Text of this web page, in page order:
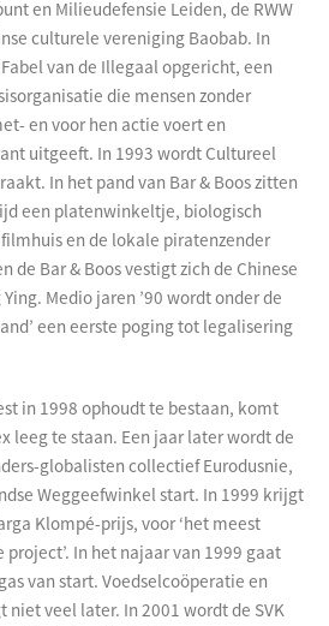
en Milieudefensie Leiden, de RWW
culturele vereniging Baobab. In
van de Illegaal opgericht, een
die mensen zonder
en voor hen actie voert en
uitgeeft. In 1993 wordt Cultureel
In het pand van Bar & Boos zitten
een platenwinkeltje, biologisch
en de lokale piratenzender
de Bar & Boos vestigt zich de Chinese
Medio jaren ’90 wordt onder de
een eerste poging tot legalisering
in 1998 ophoudt te bestaan, komt
leeg te staan. Een jaar later wordt de
globalisten collectief Eurodusnie,
Weggeefwinkel start. In 1999 krijgt
Klompé-prijs, voor ‘het meest
In het najaar van 1999 gaat
van start. Voedselcoöperatie en
veel later. In 2001 wordt de SVK